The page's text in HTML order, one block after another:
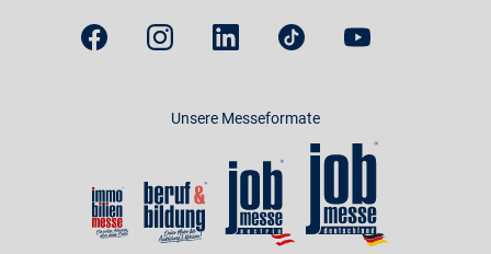
Unsere Messeformate